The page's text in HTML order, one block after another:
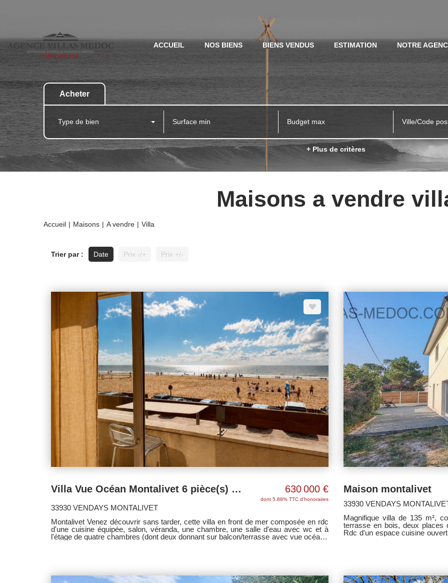
ACCUEIL NOS BIENS BIENS VENDUS ESTIMATION NOTRE
Acheter
Type de bien Ville/Code
+ Plus de critères
Maisons a vendre
Accueil Maisons A vendre Villa
Trier par : Date Prix -/+ Prix +/-
Villa Vue Océan Montalivet 6 pièce(s) 125 m2 630 000 €
dont 5.88% TTC d'honoraires
33930 VENDAYS MONTALIVET
Montalivet Venez découvrir sans tarder, cette villa en front de mer composée en rdc
d'une cuisine équipée, salon, véranda, une chambre, une salle d'eau avec wc et à
l'étage de quatre chambres (dont deux donnant sur balcon/terrasse avec vue océan),
Maison montalivet
33930 VENDAYS
Magnifique villa de 135 m²,
terrasse en bois, deux places
Rdc d'un espace cuisine